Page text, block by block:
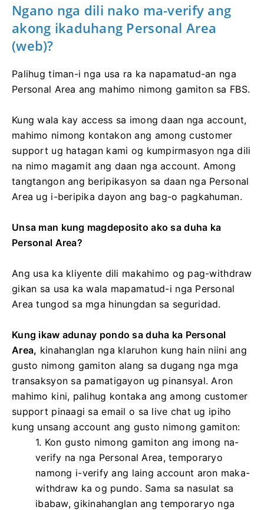
Ngano nga dili nako ma-verify ang
akong ikaduhang Personal Area
(web)?
Palihug timan-i nga usa ra ka napamatud-an nga
Personal Area ang mahimo nimong gamiton sa FBS.
Kung wala kay access sa imong daan nga account,
mahimo nimong kontakon ang among customer
support ug hatagan kami og kumpirmasyon nga dili
na nimo magamit ang daan nga account. Among
tangtangon ang beripikasyon sa daan nga Personal
Area ug i-beripika dayon ang bag-o pagkahuman.
Unsa man kung magdeposito ako sa duha ka
Personal Area?
Ang usa ka kliyente dili makahimo og pag-withdraw
gikan sa usa ka wala mapamatud-i nga Personal
Area tungod sa mga hinungdan sa seguridad.
Kung ikaw adunay pondo sa duha ka Personal
Area, kinahanglan nga klaruhon kung hain niini ang
gusto nimong gamiton alang sa dugang nga mga
transaksyon sa pamatigayon ug pinansyal. Aron
mahimo kini, palihug kontaka ang among customer
support pinaagi sa email o sa live chat ug ipiho
kung unsang account ang gusto nimong gamiton:
1. Kon gusto nimong gamiton ang imong na-
verify na nga Personal Area, temporaryo
namong i-verify ang laing account aron maka-
withdraw ka og pundo. Sama sa nasulat sa
ibabaw, gikinahanglan ang temporaryo nga